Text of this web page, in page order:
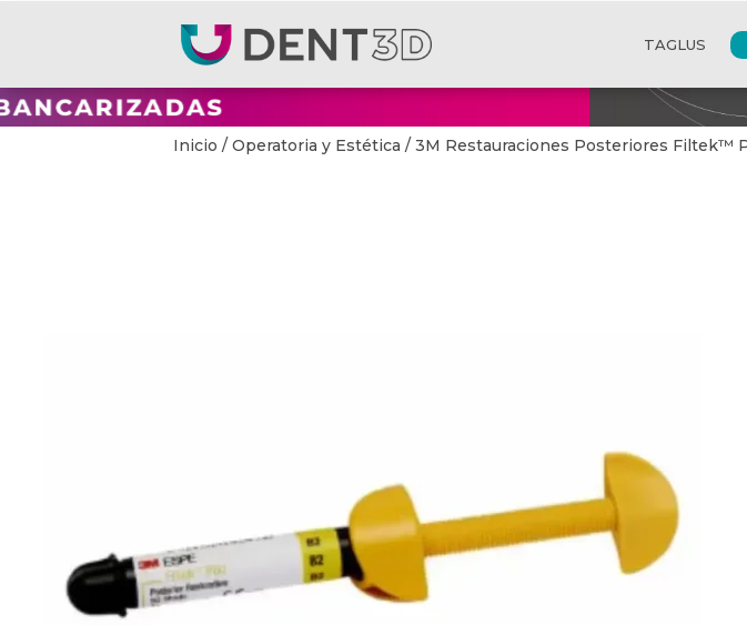
TAGLUS
Inicio / Operatoria y Estética / 3M Restauraciones Posteriores Filtek™